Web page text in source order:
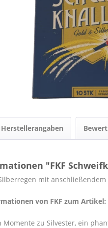
Herstellerangaben
"FKF
mit
von FKF zum Artikel:
Momente zu Silvester, ein